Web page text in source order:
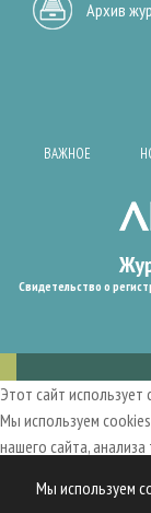
Мы используем
Архив
ВАЖНОЕ
Свидетельство о
Этот сайт использует
Мы используем
нашего сайта,
пользовательский